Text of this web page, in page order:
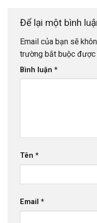
Để lại một bình
Email của bạn sẽ
trường bắt buộc được
Bình luận *
Tên *
Email *